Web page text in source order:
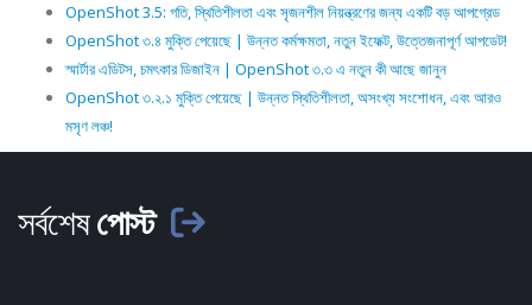
OpenShot 3.5: গতি, স্থিতিশীলতা এবং সৃজনশীল নিয়ন্ত্রণের জন্য একটি বড় আপগ্রেড
OpenShot ৩.৪ মুক্তি পেয়েছে | উন্নত কর্মক্ষমতা, নতুন ইফেক্ট, উত্তেজনাপূর্ণ আপডেট!
স্মার্টার এডিটস, চমৎকার ডিজাইন | OpenShot ৩.৩ এ নতুন কী আছে জানুন
OpenShot ৩.২.১ মুক্তি পেয়েছে | উন্নত স্থিতিশীলতা, অসংখ্য সংশোধন, এবং আরও
মসৃণ লঞ্চ!
সর্বশেষপোস্ট